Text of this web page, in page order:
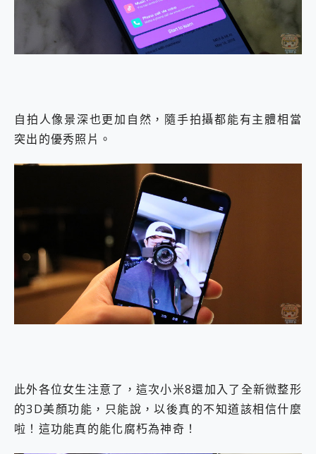
自拍人像景深也更加自然，隨手拍攝都能有主體相當
突出的優秀照片。
此外各位女生注意了，這次小米8還加入了全新微整形
的3D美顏功能，只能說，以後真的不知道該相信什麼
啦！這功能真的能化腐朽為神奇！